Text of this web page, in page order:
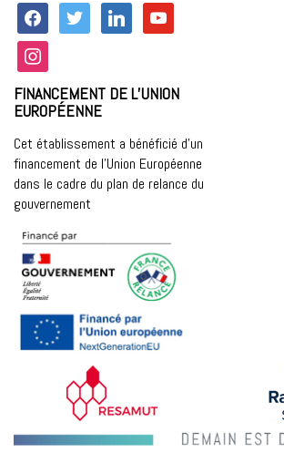
facebooktwitter linkedin youtube
instagram
FINANCEMENT DE L’UNION
EUROPÉENNE
Cet établissement a bénéficié d’un
financement de l’Union Européenne
dans le cadre du plan de relance du
gouvernement